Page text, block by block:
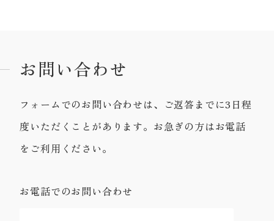
お問い合わせ
フォームでのお問い合わせは、ご返答までに3日程
度いただくことがあります。お急ぎの方はお電話
をご利用ください。
お電話でのお問い合わせ